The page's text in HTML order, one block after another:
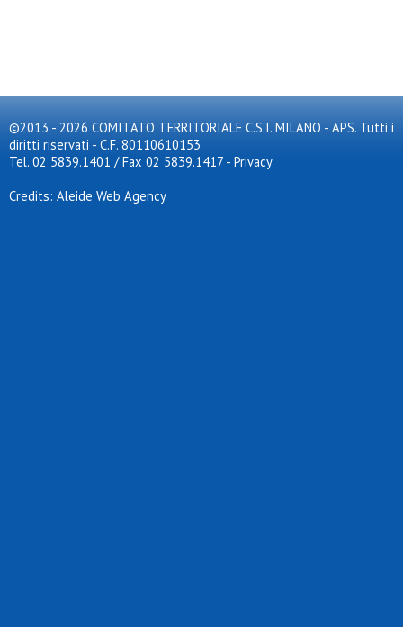
©2013 - 2026 COMITATO TERRITORIALE C.S.I. MILANO - APS. Tutti i
diritti riservati - C.F. 80110610153
Tel. 02 5839.1401 / Fax 02 5839.1417 - Privacy
Credits: Aleide Web Agency